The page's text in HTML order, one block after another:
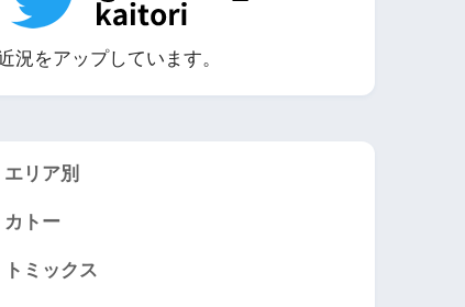
況をアップしています。
エリア別
カトー
トミックス